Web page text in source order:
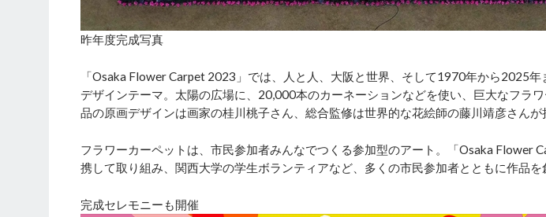
昨年度完成写真
「Osaka Flower Carpet 2023」では、人と人、大阪と世界、そして1970年から2025
デザインテーマ。太陽の広場に、20,000本のカーネーションなどを使い、巨大なフラ
品の原画デザインは画家の桂川桃子さん、総合監修は世界的な花絵師の藤川靖彦さんが
フラワーカーペットは、市民参加者みんなでつくる参加型のアート。「Osaka Flower
携して取り組み、関西大学の学生ボランティアなど、多くの市民参加者とともに作品を
完成セレモニーも開催